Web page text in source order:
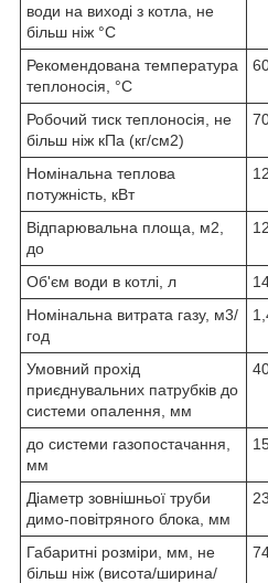
води на виході з котла, не
більш ніж °C
Рекомендована температура
теплоносія, °C
Робочий тиск теплоносія, не
більш ніж кПа (кг/см2)
Номінальна теплова
потужність, кВт
Відпарювальна площа, м2,
до
Об'єм води в котлі, л
Номінальна витрата газу, м3/
год
Умовний прохід
приєднувальних патрубків до
системи опалення, мм
до системи газопостачання,
мм
Діаметр зовнішньої труби
димо-повітряного блока, мм
Габаритні розміри, мм, не
більш ніж (висота/ширина/